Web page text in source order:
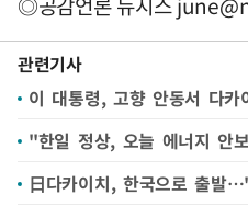
관련기사
"한일 정상, 오늘 에너지 안